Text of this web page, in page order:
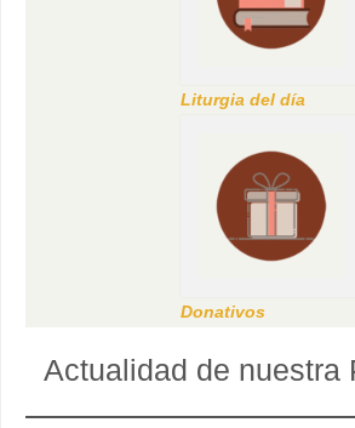
Liturgia del día
Donativos
Actualidad de nuestra